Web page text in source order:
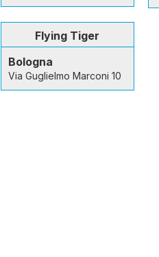
Flying Tiger
Bologna
Via Guglielmo Marconi 10